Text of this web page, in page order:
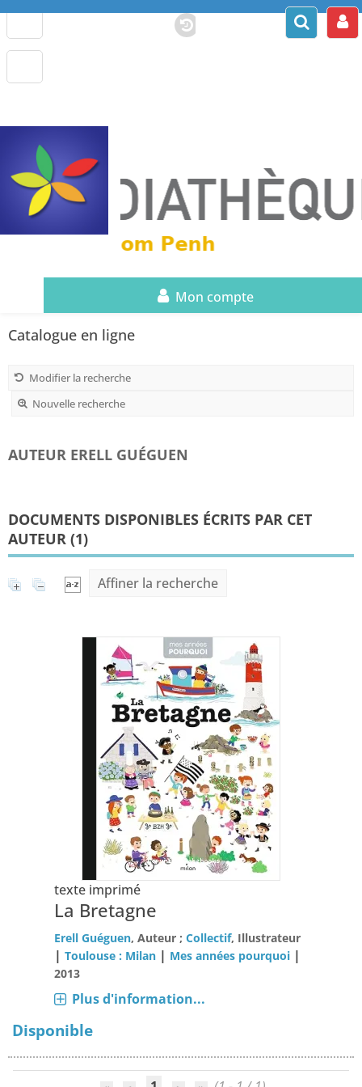
Mon compte
Catalogue en ligne
Modifier la recherche
Nouvelle recherche
AUTEUR ERELL GUÉGUEN
DOCUMENTS DISPONIBLES ÉCRITS PAR CET
AUTEUR (1)
Affiner la recherche
texte imprimé
La Bretagne
Erell Guéguen, Auteur ;Collectif, Illustrateur
|Toulouse : Milan | Mes années pourquoi |
2013
Plus d'information...
Disponible